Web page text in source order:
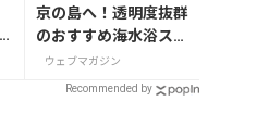
京の島へ！透明度抜群
のおすすめ海水浴スポ
ット7選
ウェブマガジン
Recommended by